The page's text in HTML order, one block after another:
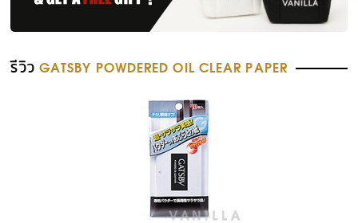
รีวิว GATSBY POWDERED OIL CLEAR PAPER